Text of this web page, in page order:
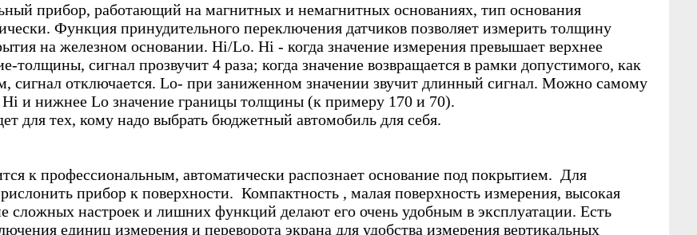
прибор, работающий на магнитных и немагнитных основаниях, тип основания
Функция принудительного переключения датчиков позволяет измерить толщину
на железном основании. Hi/Lo. Hi - когда значение измерения превышает верхнее
толщины, сигнал прозвучит 4 раза; когда значение возвращается в рамки допустимого, как
сигнал отключается. Lo- при заниженном значении звучит длинный сигнал. Можно самому
Hi и нижнее Lo значение границы толщины (к примеру 170 и 70).
для тех, кому надо выбрать бюджетный автомобиль для себя.
к профессиональным, автоматически распознает основание под покрытием. Для
прибор к поверхности. Компактность , малая поверхность измерения, высокая
сложных настроек и лишних функций делают его очень удобным в эксплуатации. Есть
единиц измерения и переворота экрана для удобства измерения вертикальных